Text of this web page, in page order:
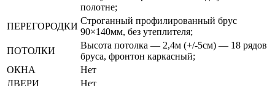
полотне;
ПЕРЕГОРОДКИ
Строганный профилированный брус
90×140мм, без утеплителя;
ПОТОЛКИ
Высота потолка — 2,4м (+/-5см) — 18 рядов
бруса, фронтон каркасный;
ОКНА
Нет
ДВЕРИ
Нет